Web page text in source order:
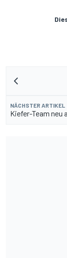
NÄCHSTER ARTIKEL
Kiefer-Team neu